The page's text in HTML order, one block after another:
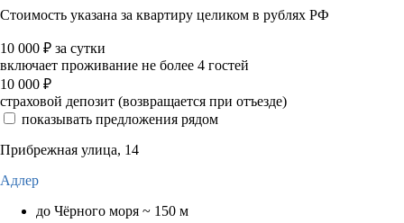
Стоимость указана за квартиру целиком в рублях РФ
10 000 ₽ за сутки
включает проживание не более 4 гостей
10 000 ₽
страховой депозит (возвращается при отъезде)
показывать предложения рядом
Прибрежная улица, 14
Адлер
до Чёрного моря ~ 150 м